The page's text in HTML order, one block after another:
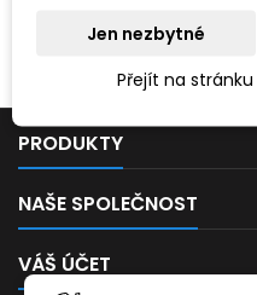
Prosím, zkuste zadat něco
PRODUKTY
NAŠE SPOLEČNOST
VÁŠ ÚČET
Jen nezbytné
Přejít na